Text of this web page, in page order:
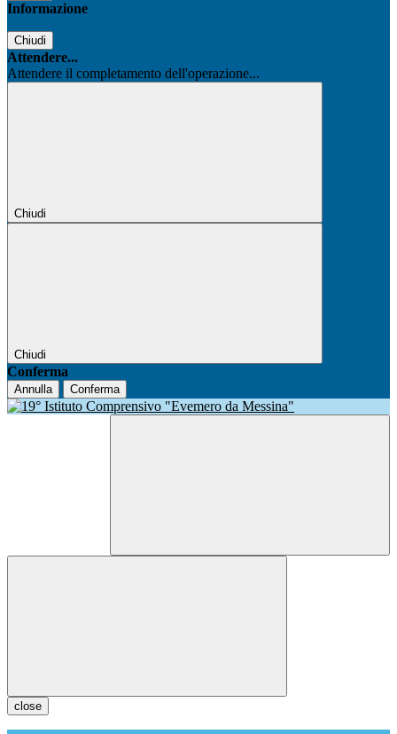
Informazione
Chiudi
Attendere...
Attendere il completamento dell'operazione...
Chiudi
Chiudi
Conferma
Annulla Conferma
close